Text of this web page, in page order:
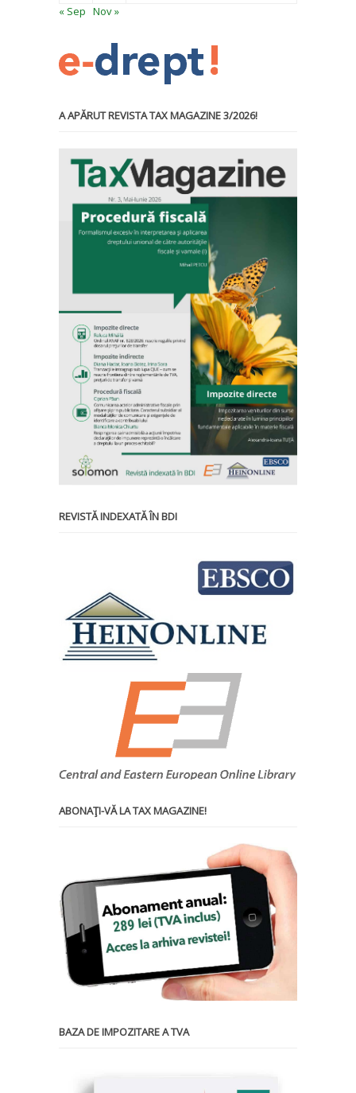
« Sep Nov »
A APĂRUT REVISTA TAX MAGAZINE 3/2026!
REVISTĂ INDEXATĂ ÎN BDI
ABONAŢI-VĂ LA TAX MAGAZINE!
BAZA DE IMPOZITARE A TVA